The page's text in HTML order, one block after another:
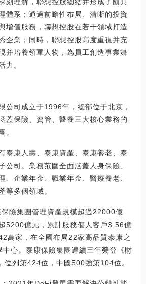
體系；通過前瞻性布局、清晰的投資
增值服務，聯想控股在若干領域打造
企業；同時，聯想控股高度重視并充
并培養領軍人物，為員工創造事業舞
力。
公司成立于1996年，總部位于北京，
蓋保險、資管、醫養三大核心業務的
。
泰康人壽、泰康資產、泰康養老、泰
公司。業務范圍全面涵蓋人身保險、
、企業年金、職業年金、醫療養老、
等多個領域。
險集團管理資產規模超過22000億
5200億元，累計服務個人客戶3.56億
萬家，在全國布局22家高品質泰康之
心。泰康保險集團連續三年榮登《財
位列第424位，中國500強第104位。